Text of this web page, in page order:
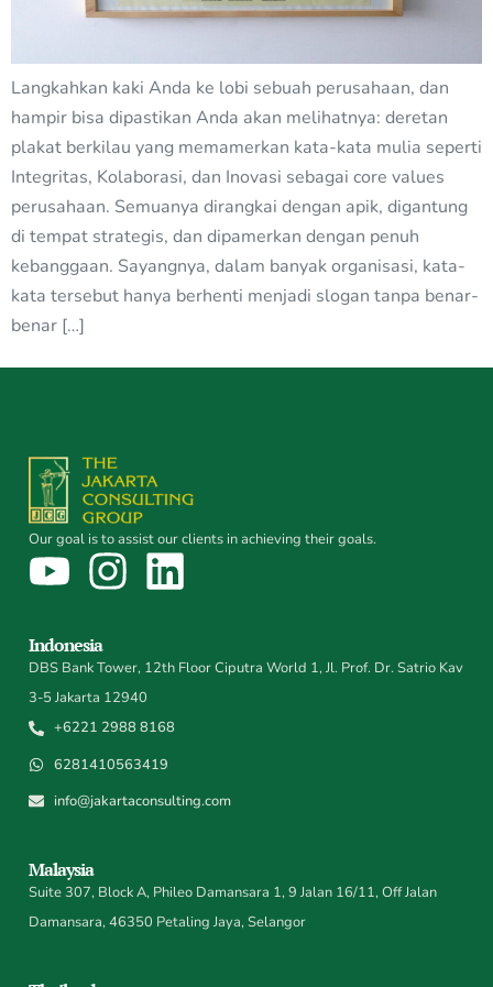
Langkahkan kaki Anda ke lobi sebuah perusahaan, dan
hampir bisa dipastikan Anda akan melihatnya: deretan
plakat berkilau yang memamerkan kata-kata mulia seperti
Integritas, Kolaborasi, dan Inovasi sebagai core values
perusahaan. Semuanya dirangkai dengan apik, digantung
di tempat strategis, dan dipamerkan dengan penuh
kebanggaan. Sayangnya, dalam banyak organisasi, kata-
kata tersebut hanya berhenti menjadi slogan tanpa benar-
benar […]
Our goal is to assist our clients in achieving their goals.
Indonesia
DBS Bank Tower, 12th Floor Ciputra World 1, Jl. Prof. Dr. Satrio Kav
3-5 Jakarta 12940
+6221 2988 8168
6281410563419
info@jakartaconsulting.com
Malaysia
Suite 307, Block A, Phileo Damansara 1, 9 Jalan 16/11, Off Jalan
Damansara, 46350 Petaling Jaya, Selangor